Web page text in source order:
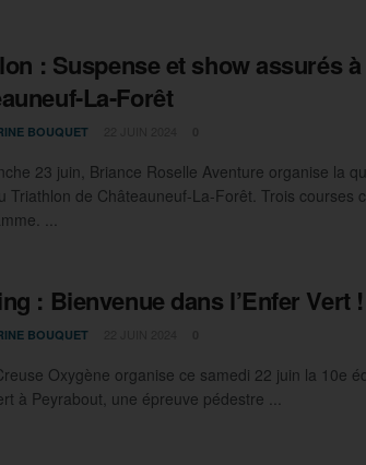
: Suspense et show assurés à
La-Forêt
BOUQUET
23 juin, Briance Roselle Aventure organise la
Triathlon de Châteauneuf-La-Forêt. Trois courses
...
: Bienvenue dans l’Enfer Vert !
BOUQUET
Oxygène organise ce samedi 22 juin la 10e
à Peyrabout, une épreuve pédestre ...